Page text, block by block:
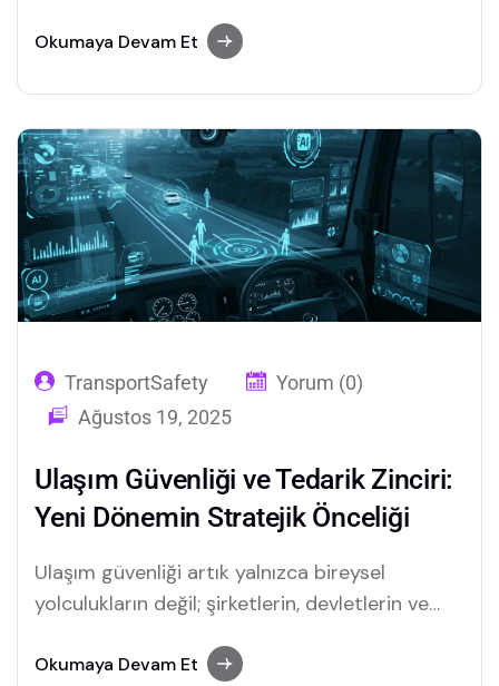
yönetimini geliştirmek artık mümkün.
Okumaya Devam Et
TransportSafety
Yorum (0)
Ağustos 19, 2025
Ulaşım Güvenliği ve Tedarik Zinciri:
Yeni Dönemin Stratejik Önceliği
Ulaşım güvenliği artık yalnızca bireysel
yolculukların değil; şirketlerin, devletlerin ve
yönetmeliği, AI destekli telematics kamera
Okumaya Devam Et